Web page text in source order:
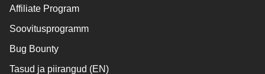
Affiliate Program
Soovitusprogramm
Bug Bounty
Tasud ja piirangud (EN)